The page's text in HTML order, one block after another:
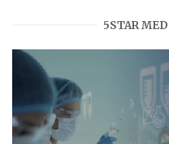
5STAR